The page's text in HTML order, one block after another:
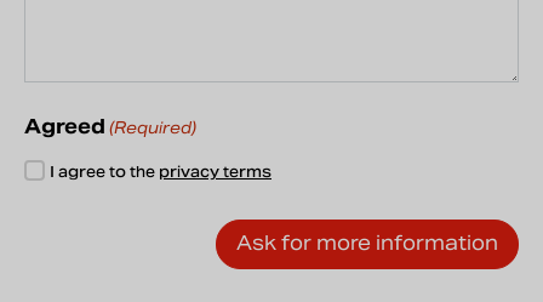
Agreed (Required)
I agree to the privacy terms